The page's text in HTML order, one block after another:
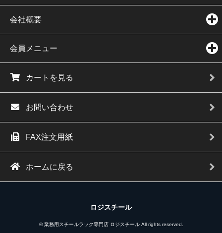
会社概要
会員メニュー
カートを見る
お問い合わせ
FAX注文用紙
ホームに戻る
ロジスチール
© 業務用スチールラック専門店 ロジスチール All rights reserved.